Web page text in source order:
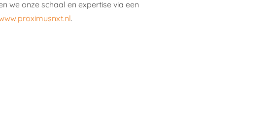
we onze schaal en expertise via een
.